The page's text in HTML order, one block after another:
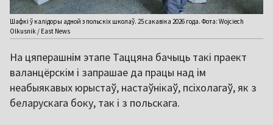
Шафкі ў калідоры адной з польскіх школаў. 25 сакавіка 2026 года. Фота: Wojciech
Olkusnik / East News
На цяперашнім этапе Таццяна бачыць такі праект
валанцёрскім і запрашае да працы над ім
неабыякавых юрыстаў, настаўнікаў, псіхолагаў, як з
беларускага боку, так і з польскага.